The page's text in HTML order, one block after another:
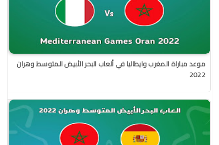
موعد مباراة المغرب وايطاليا في ألعاب البحر الأبيض المتوسط وهران
2022